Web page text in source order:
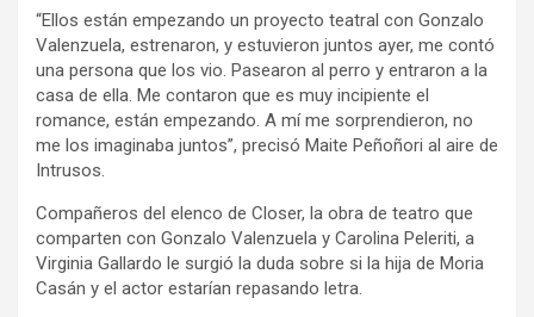
“Ellos están empezando un proyecto teatral con Gonzalo
Valenzuela, estrenaron, y estuvieron juntos ayer, me contó
una persona que los vio. Pasearon al perro y entraron a la
casa de ella. Me contaron que es muy incipiente el
romance, están empezando. A mí me sorprendieron, no
me los imaginaba juntos”, precisó Maite Peñoñori al aire de
Intrusos.
Compañeros del elenco de Closer, la obra de teatro que
comparten con Gonzalo Valenzuela y Carolina Peleriti, a
Virginia Gallardo le surgió la duda sobre si la hija de Moria
Casán y el actor estarían repasando letra.